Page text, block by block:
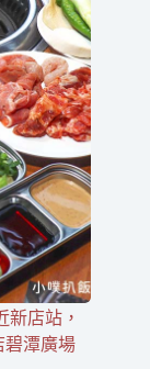
新店站，
碧潭廣場